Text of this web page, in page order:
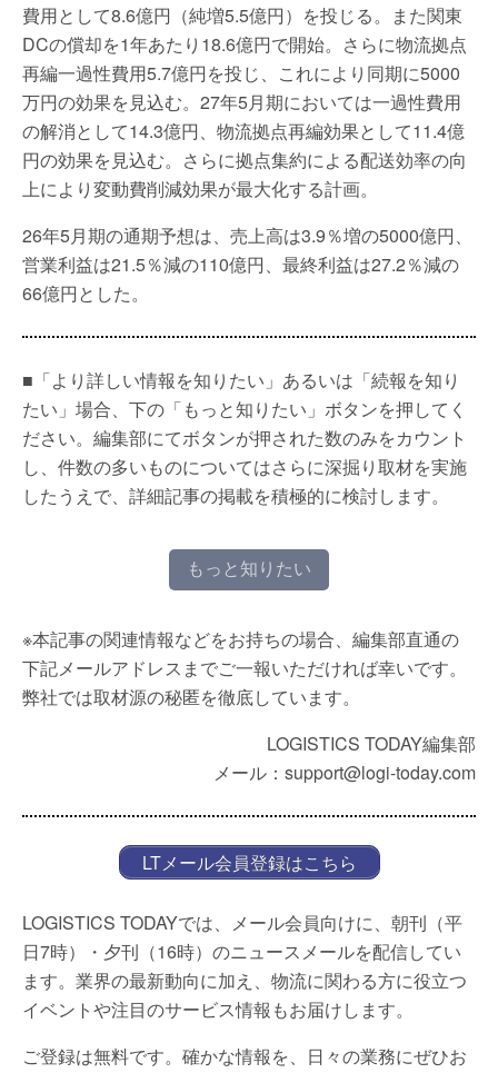
費用として8.6億円（純増5.5億円）を投じる。また関東
DCの償却を1年あたり18.6億円で開始。さらに物流拠点
再編一過性費用5.7億円を投じ、これにより同期に5000
万円の効果を見込む。27年5月期においては一過性費用
の解消として14.3億円、物流拠点再編効果として11.4億
円の効果を見込む。さらに拠点集約による配送効率の向
上により変動費削減効果が最大化する計画。
26年5月期の通期予想は、売上高は3.9％増の5000億円、
営業利益は21.5％減の110億円、最終利益は27.2％減の
66億円とした。
■「より詳しい情報を知りたい」あるいは「続報を知り
たい」場合、下の「もっと知りたい」ボタンを押してく
ださい。編集部にてボタンが押された数のみをカウント
し、件数の多いものについてはさらに深掘り取材を実施
したうえで、詳細記事の掲載を積極的に検討します。
もっと知りたい
※本記事の関連情報などをお持ちの場合、編集部直通の
下記メールアドレスまでご一報いただければ幸いです。
弊社では取材源の秘匿を徹底しています。
LOGISTICS TODAY編集部
メール：support@logi-today.com
LTメール会員登録はこちら
LOGISTICS TODAYでは、メール会員向けに、朝刊（平
日7時）・夕刊（16時）のニュースメールを配信してい
ます。業界の最新動向に加え、物流に関わる方に役立つ
イベントや注目のサービス情報もお届けします。
ご登録は無料です。確かな情報を、日々の業務にぜひお